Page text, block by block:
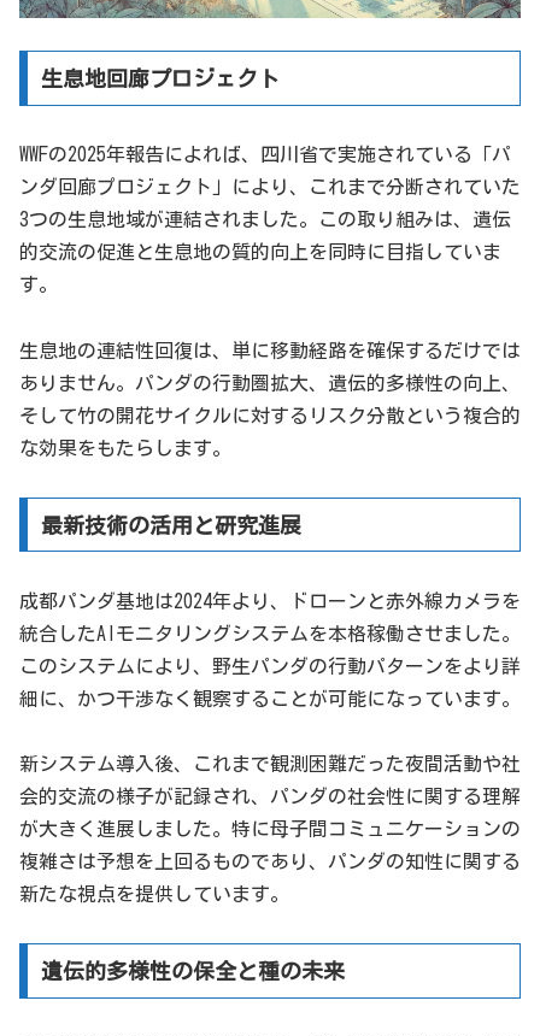
生息地回廊プロジェクト
WWFの2025年報告によれば、四川省で実施されている「パ
ンダ回廊プロジェクト」により、これまで分断されていた
3つの生息地域が連結されました。この取り組みは、遺伝
的交流の促進と生息地の質的向上を同時に目指していま
す。
生息地の連結性回復は、単に移動経路を確保するだけでは
ありません。パンダの行動圏拡大、遺伝的多様性の向上、
そして竹の開花サイクルに対するリスク分散という複合的
な効果をもたらします。
最新技術の活用と研究進展
成都パンダ基地は2024年より、ドローンと赤外線カメラを
統合したAIモニタリングシステムを本格稼働させました。
このシステムにより、野生パンダの行動パターンをより詳
細に、かつ干渉なく観察することが可能になっています。
新システム導入後、これまで観測困難だった夜間活動や社
会的交流の様子が記録され、パンダの社会性に関する理解
が大きく進展しました。特に母子間コミュニケーションの
複雑さは予想を上回るものであり、パンダの知性に関する
新たな視点を提供しています。
遺伝的多様性の保全と種の未来